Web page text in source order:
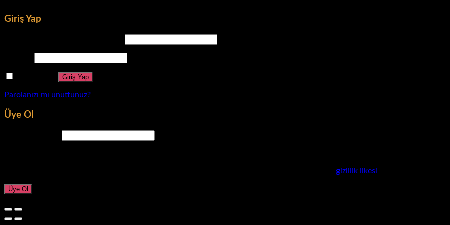
Giriş Yap
Giriş Yap
Parolanızı mı unuttunuz?
Üye Ol
gizlilik ilkesi
Üye Ol